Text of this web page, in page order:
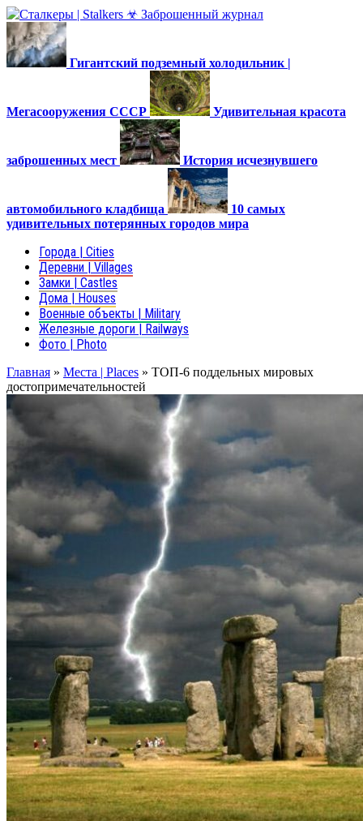
Гигантский подземный холодильник |
Мегасооружения СССР Удивительная красота
заброшенных мест История исчезнувшего
автомобильного кладбища
10 самых
удивительных потерянных городов мира
Города | Cities
Деревни | Villages
Замки | Castles
Дома | Houses
Военные объекты | Military
Железные дороги | Railways
Фото | Photo
Главная » Места | Places » ТОП-6 поддельных мировых
достопримечательностей